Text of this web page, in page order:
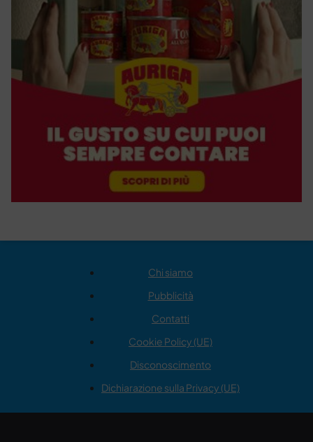
Chi siamo
Pubblicità
Contatti
Cookie Policy (UE)
Disconoscimento
Dichiarazione sulla Privacy (UE)